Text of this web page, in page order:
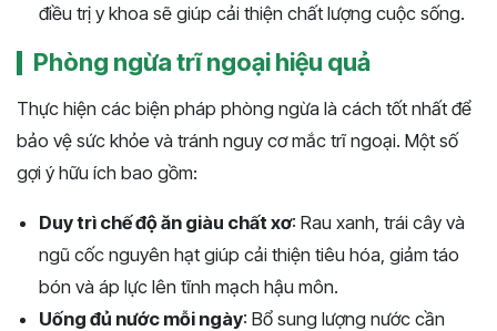
điều trị y khoa sẽ giúp cải thiện chất lượng cuộc sống.
Phòng ngừa trĩ ngoại hiệu quả
Thực hiện các biện pháp phòng ngừa là cách tốt nhất để
bảo vệ sức khỏe và tránh nguy cơ mắc trĩ ngoại. Một số
gợi ý hữu ích bao gồm:
Duy trì chế độ ăn giàu chất xơ: Rau xanh, trái cây và
ngũ cốc nguyên hạt giúp cải thiện tiêu hóa, giảm táo
bón và áp lực lên tĩnh mạch hậu môn.
Uống đủ nước mỗi ngày: Bổ sung lượng nước cần